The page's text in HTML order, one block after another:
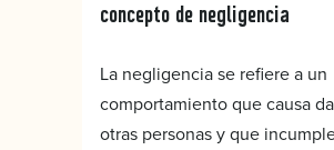
concepto de negligencia
La negligencia se refiere a un
comportamiento que causa
otras personas y que